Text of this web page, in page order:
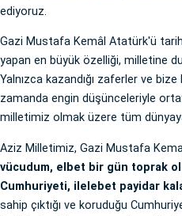
ediyoruz.
Gazi Mustafa Kemâl Atatürk'ü
yapan en büyük özelliği, milletine
Yalnızca kazandığı zaferler ve bize
zamanda engin düşünceleriyle
milletimiz olmak üzere tüm
Aziz Milletimiz, Gazi Mustafa
vücudum, elbet bir gün toprak
Cumhuriyeti, ilelebet payidar
sahip çıktığı ve koruduğu